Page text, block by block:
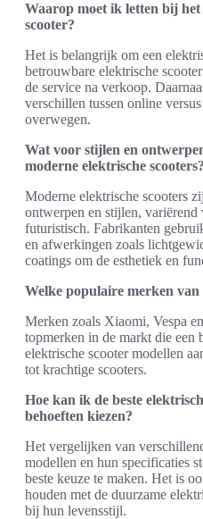
Waarop moet ik letten bij
scooter?
Het is belangrijk om een
betrouwbare elektrische
de service na verkoop.
verschillen tussen online
overwegen.
Wat voor stijlen en
moderne elektrische scooters?
Moderne elektrische scooters
ontwerpen en stijlen,
futuristisch. Fabrikanten
en afwerkingen zoals
coatings om de esthetiek en
Welke populaire merken van
Merken zoals Xiaomi, Vespa
topmerken in de markt die een
elektrische scooter modellen
tot krachtige scooters.
Hoe kan ik de beste
behoeften kiezen?
Het vergelijken van
modellen en hun specificaties
beste keuze te maken. Het is
houden met de duurzame
bij hun levensstijl.